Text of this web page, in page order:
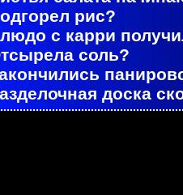
рис?
с карри
соль?
доска